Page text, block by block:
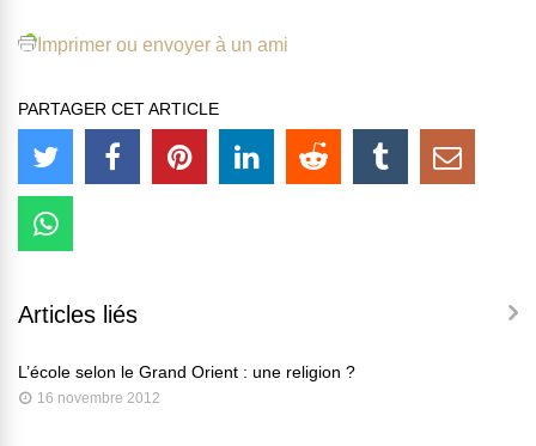
Imprimer ou envoyer à un ami
PARTAGER CET ARTICLE
Articles liés
L’école selon le Grand Orient : une religion ?
16 novembre 2012